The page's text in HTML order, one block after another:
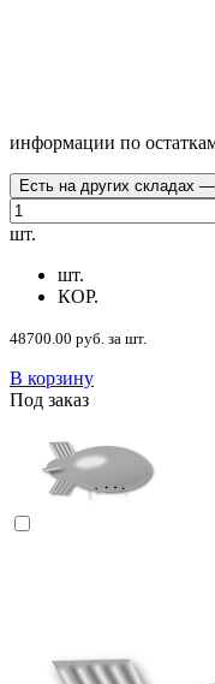
информации по
Есть на других складах —
шт.
шт.
КОР.
48700.00 руб. за шт.
В корзину
Под заказ